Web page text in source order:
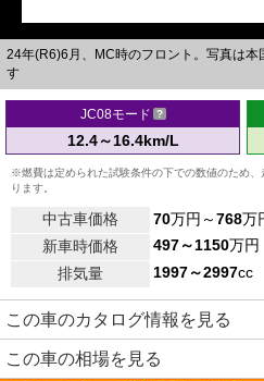
24年(R6)6月、MC時のフロント。写真は本
す
JC08モード
12.4～16.4km/L
※燃費は定められた試験条件の下での数値のため
ります。
中古車価格 70万円～768万
新車時価格
497～1150万円
排気量
1997～2997cc
この車のカタログ情報を見る
この車の相場を見る